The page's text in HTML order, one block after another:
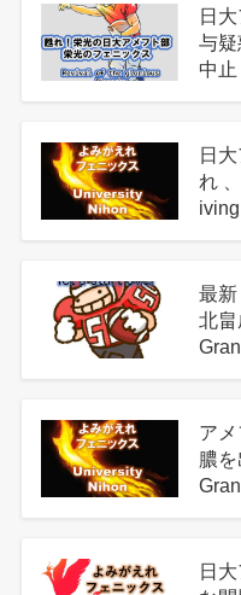
日
与
中
日
れ
最
北
ア
膿
日